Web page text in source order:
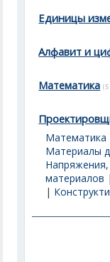
Единицы
Алфавит и
Математика
Математика
Материалы
материалов
|